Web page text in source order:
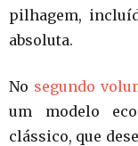
pilhagem,
absoluta.
No segundo
um modelo
clássico, que